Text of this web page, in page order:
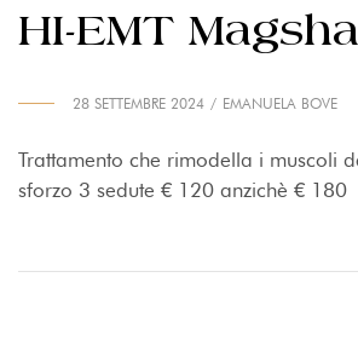
HI-EMT
28 SETTEMBRE 2024 EMANUELA BOVE
Trattamento che rimodella i muscoli
sforzo 3 sedute € 120 anzichè € 180